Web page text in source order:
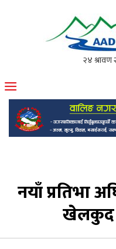
मोफसलकै लोकप्रिय
नयाँ प्रतिभा
खेलकुद